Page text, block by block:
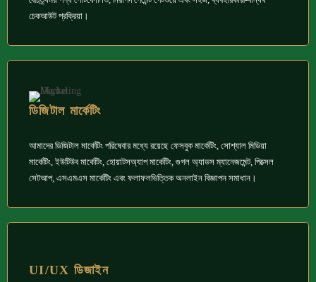
চেকআউট প্রক্রিয়া।
ডিজিটাল মার্কেটিং
আমাদের ডিজিটাল মার্কেটিং পরিষেবার মধ্যে রয়েছে ফেসবুক মার্কেটিং, সোশ্যাল মিডিয়া
মার্কেটিং, ইউটিউব মার্কেটিং, হোয়াটসঅ্যাপ মার্কেটিং, গুগল অ্যাডস ম্যানেজমেন্ট, পিক্সেল
সেটআপ, এসএমএস মার্কেটিং এবং ফলাফলভিত্তিক অনলাইন বিজ্ঞাপন সমাধান।
UI/UX ডিজাইন